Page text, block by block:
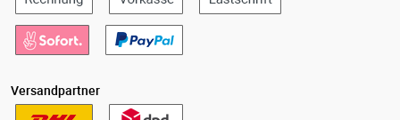
Versandpartner